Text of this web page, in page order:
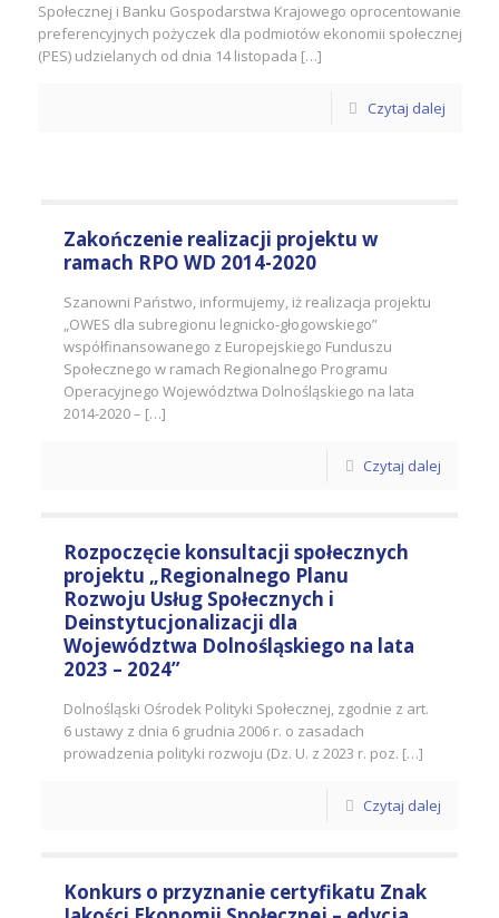
Społecznej i Banku Gospodarstwa Krajowego oprocentowanie
preferencyjnych pożyczek dla podmiotów ekonomii społecznej
(PES) udzielanych od dnia 14 listopada […]
Czytaj dalej
Zakończenie realizacji projektu w
ramach RPO WD 2014-2020
Szanowni Państwo, informujemy, iż realizacja projektu
„OWES dla subregionu legnicko-głogowskiego”
współfinansowanego z Europejskiego Funduszu
Społecznego w ramach Regionalnego Programu
Operacyjnego Województwa Dolnośląskiego na lata
2014-2020 – […]
Czytaj dalej
Rozpoczęcie konsultacji społecznych
projektu „Regionalnego Planu
Rozwoju Usług Społecznych i
Deinstytucjonalizacji dla
Województwa Dolnośląskiego na lata
2023 – 2024”
Dolnośląski Ośrodek Polityki Społecznej, zgodnie z art.
6 ustawy z dnia 6 grudnia 2006 r. o zasadach
prowadzenia polityki rozwoju (Dz. U. z 2023 r. poz. […]
Czytaj dalej
Konkurs o przyznanie certyfikatu Znak